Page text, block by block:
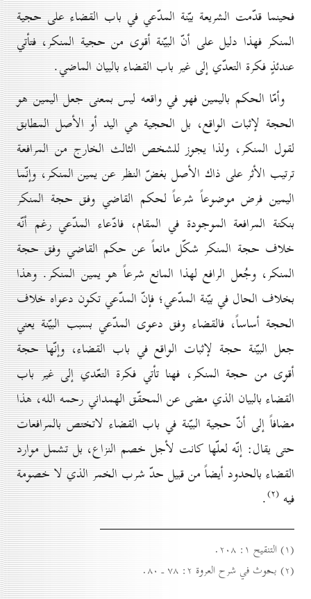
فحينما قدّمت الشريعة بيّنة المدّعي في باب القضاء على حجية
المنكر فهذا دليل على أنّ البيّنة أقوى من حجية المنكر، فتأتي
عندئذٍ فكرة التعدّي إلى غير باب القضاء بالبيان الماضي.
وأمّا الحكم باليمين فهو في واقعه ليس بمعنى جعل اليمين هو
الحجة لإثبات الواقع، بل الحجية هي اليد أو الأصل المطابق
لقول المنكر، ولذا يجوز للشخص الثالث الخارج من المرافعة
ترتيب الأثر على ذاك الأصل بغضّ النظر عن يمين المنكر، وإنّما
اليمين فرض موضوعاً شرعاً لحكم القاضي وفق حجة المنكر
بنكتة المرافعة الموجودة في المقام، فادّعاء المدّعي رغم أنّه
خلاف حجة المنكر شكّل مانعاً عن حكم القاضي وفق حجة
المنكر، وجُعل الرافع لهذا المانع شرعاً هو يمين المنكر. وهذا
بخلاف الحال في بيّنة المدّعي؛ فإنّ المدّعي تكون دعواه خلاف
الحجة أساساً، فالقضاء وفق دعوى المدّعي بسبب البيّنة يعني
جعل البيّنة حجة لإثبات الواقع في باب القضاء، وإنّها حجة
أقوى من حجة المنكر، فهنا تأتي فكرة التعّدي إلى غير باب
القضاء بالبيان الذي مضى عن المحقّق الهمداني رحمه الله، هذا
مضافاً إلى أنّ حجية البيّنة في باب القضاء لاتختص بالمرافعات
حتى يقال: إنّه لعلّها كانت لأجل خصم النزاع، بل تشمل موارد
القضاء بالحدود أيضاً من قبيل حدّ شرب الخمر الذي لا خصومة
فيه (۲) .
(۱) التنقيح ۱: ۲٠۸.
(۲) بحوث في شرح العروة ۲: ۷۸ ـ ۸٠.